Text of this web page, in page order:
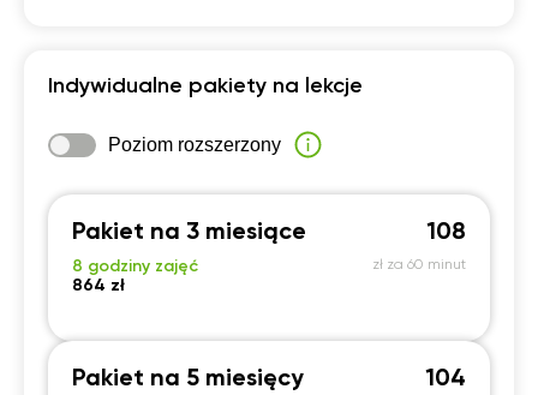
Indywidualne pakiety na lekcje
Poziom rozszerzony
Pakiet na 3 miesiące
8 godziny zajęć
864 zł
108
zł za 60 minut
Pakiet na 5 miesięcy 104